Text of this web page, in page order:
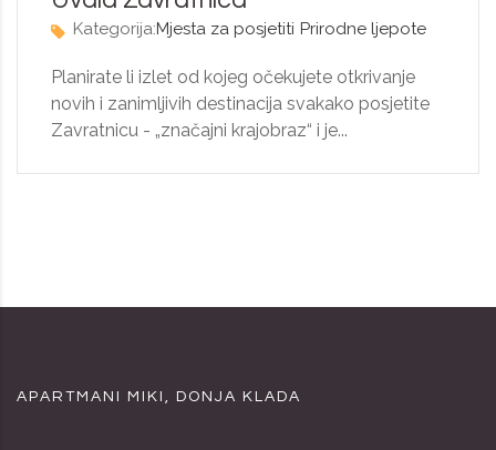
Kategorija:Mjesta za posjetiti Prirodne ljepote
Planirate li izlet od kojeg očekujete otkrivanje
novih i zanimljivih destinacija svakako posjetite
Zavratnicu - „značajni krajobraz“ i je...
APARTMANI MIKI, DONJA KLADA